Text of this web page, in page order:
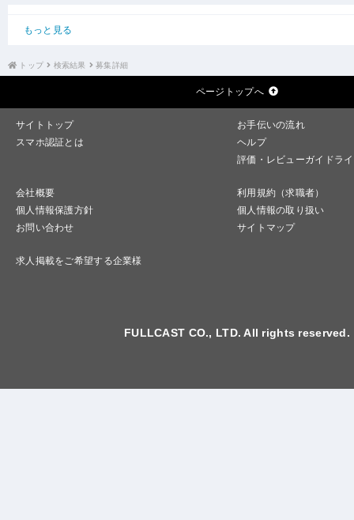
もっと見る
トップ 検索結果 募集詳細
ページトップへ
サイトトップ
お手伝いの流れ
スマホ認証とは
ヘルプ
評価・レビューガイドラ
会社概要
利用規約（求職者）
個人情報保護方針
個人情報の取り扱い
お問い合わせ
サイトマップ
求人掲載をご希望する企業様
FULLCAST CO., LTD. All rights reserved.